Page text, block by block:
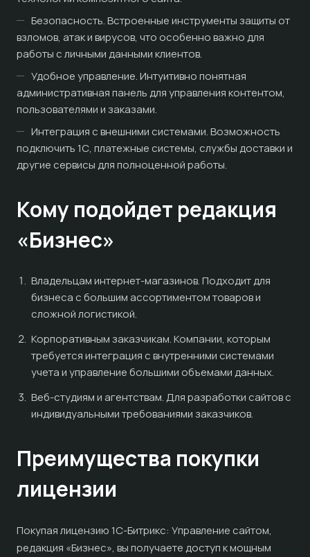
Безопасность. Встроенные инструменты защиты от
взломов, атак и вирусов, что особенно важно для
работы с личными данными клиентов.
Удобное управление. Интуитивно понятная
административная панель для управления контентом,
пользователями и заказами.
Интеграция с внешними системами. Возможность
подключить 1С, платежные системы, службы доставки и
другие сервисы для полноценной работы.
Кому подойдет редакция
«Бизнес»
Владельцам интернет-магазинов. Подходит для
бизнеса с большим ассортиментом товаров и
сложной логистикой.
Корпоративным заказчикам. Компании, которым
требуется интеграция с внутренними системами
учета и управление большими объемами данных.
Веб-студиям и агентствам. Для разработки сайтов с
индивидуальными требованиями заказчиков.
Преимущества покупки
лицензии
Покупая лицензию 1С-Битрикс: Управление сайтом,
редакция «Бизнес», вы получаете доступ к мощным